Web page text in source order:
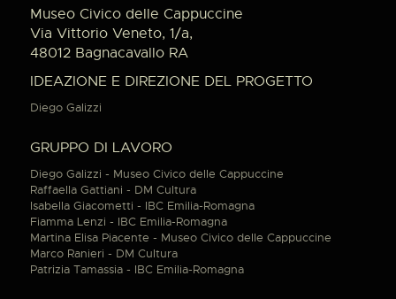
Museo Civico delle Cappuccine
Via Vittorio Veneto, 1/a,
48012 Bagnacavallo RA
IDEAZIONE E DIREZIONE DEL PROGETTO
Diego Galizzi
GRUPPO DI LAVORO
Diego Galizzi - Museo Civico delle Cappuccine
Raffaella Gattiani - DM Cultura
Isabella Giacometti - IBC Emilia-Romagna
Fiamma Lenzi - IBC Emilia-Romagna
Martina Elisa Piacente - Museo Civico delle Cappuccine
Marco Ranieri - DM Cultura
Patrizia Tamassia - IBC Emilia-Romagna